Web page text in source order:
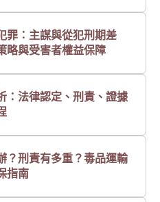
罪：主謀與從犯刑期差
略與受害者權益保障
：法律認定、刑責、證據
？刑責有多重？毒品運輸
指南